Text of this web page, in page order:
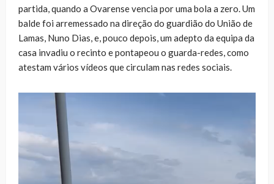
partida, quando a Ovarense vencia por uma bola a zero. Um
balde foi arremessado na direção do guardião do União de
Lamas, Nuno Dias, e, pouco depois, um adepto da equipa da
casa invadiu o recinto e pontapeou o guarda-redes, como
atestam vários vídeos que circulam nas redes sociais.